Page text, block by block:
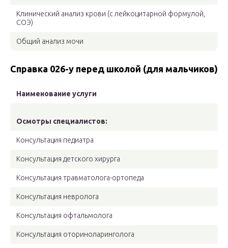
Клинический анализ крови (с лейкоцитарной формулой,
СОЭ)
Общий анализ мочи
Справка 026-у перед школой (для мальчиков)
Наименование услуги
Осмотры специалистов:
Консультация педиатра
Консультация детского хирурга
Консультация травматолога-ортопеда
Консультация невролога
Консультация офтальмолога
Консультация оториноларинголога